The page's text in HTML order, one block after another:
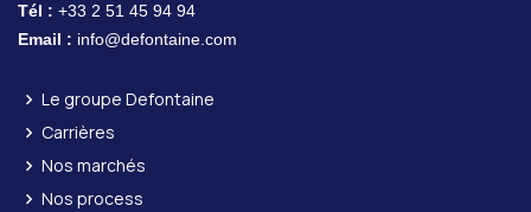
Tél : +33 2 51 45 94 94
Email : info@defontaine.com
Le groupe Defontaine
Carrières
Nos marchés
Nos process